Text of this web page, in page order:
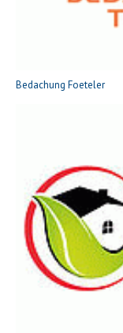
Bedachung Foeteler